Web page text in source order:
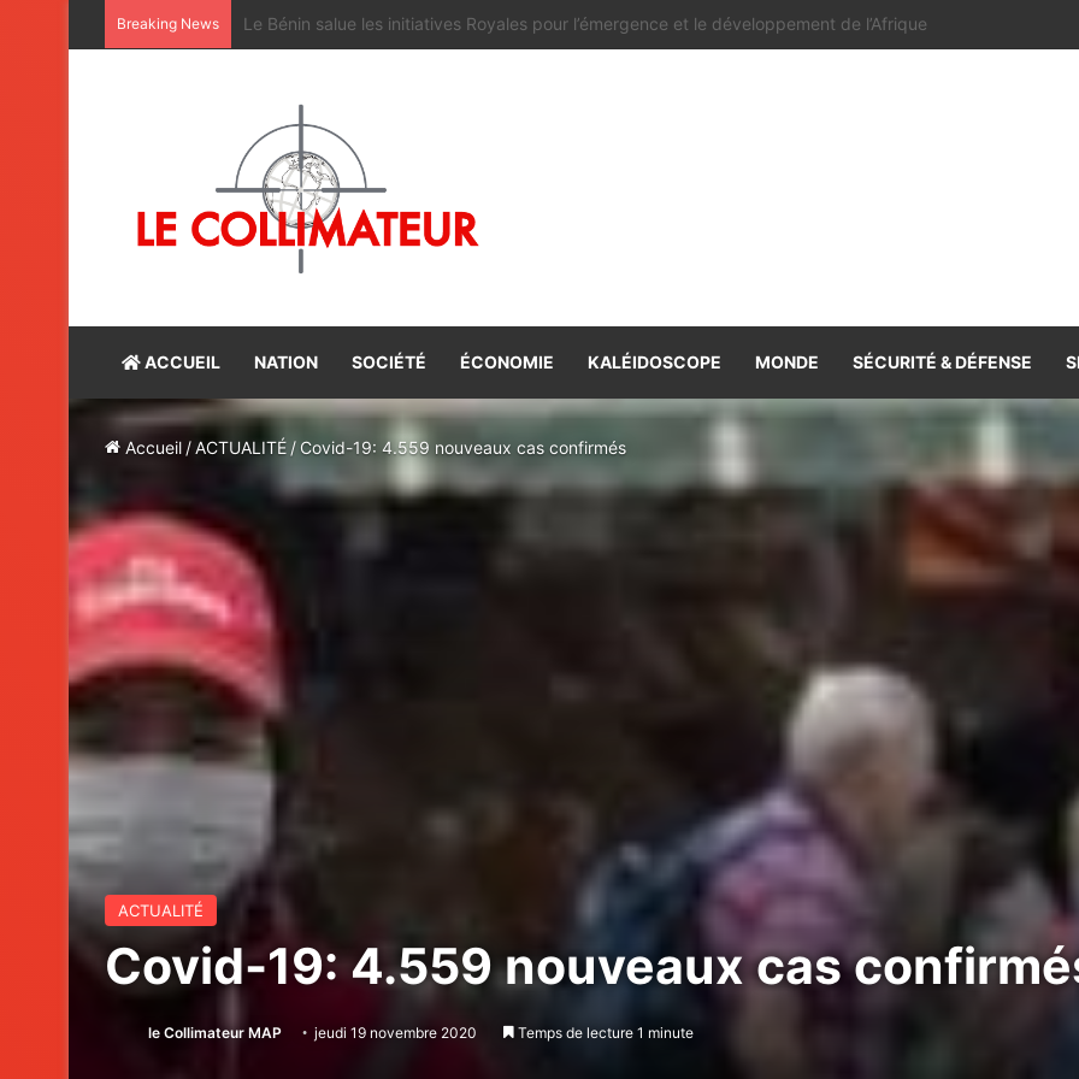
Breaking News Maroc-Bénin : satisfaction du bilan de la coopération, volonté commune de la renforcer et de la
ACCUEIL NATION SOCIÉTÉ ÉCONOMIE KALÉIDOSCOPE MONDE SÉCURITÉ & DÉFENSE
Accueil /ACTUALITÉ / Covid-19: 4.559 nouveaux cas confirmés
ACTUALITÉ
Covid-19: 4.559 nouveaux cas
le Collimateur MAP jeudi 19 novembre 2020 Temps de lecture 1 minute